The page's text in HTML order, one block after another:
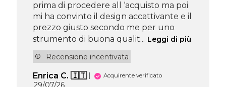
prima di procedere all ‘acquisto ma poi
mi ha convinto il design accattivante e il
prezzo giusto secondo me per uno
strumento di buona qualit... Leggi di più
Recensione incentivata
Enrica C. 🇮🇹 Acquirente verificato
Data
29/07/26